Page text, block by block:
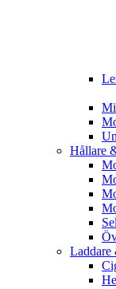
Hållare
Laddare